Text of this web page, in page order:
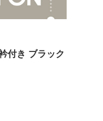
付き ブラック